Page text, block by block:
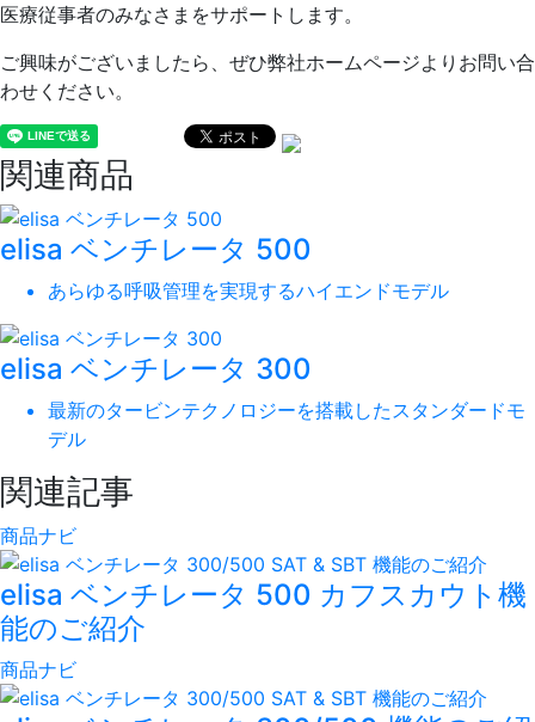
医療従事者のみなさまをサポートします。
ご興味がございましたら、ぜひ弊社ホームページよりお問い合
わせください。
関連商品
elisa ベンチレータ 500
あらゆる呼吸管理を実現するハイエンドモデル
elisa ベンチレータ 300
最新のタービンテクノロジーを搭載したスタンダードモ
デル
関連記事
商品ナビ
elisa ベンチレータ 500 カフスカウト機
能のご紹介
商品ナビ